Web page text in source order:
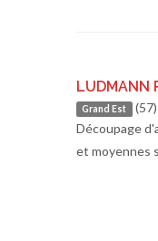
LUDMANN
Grand Est (57)
Découpage
et moyennes